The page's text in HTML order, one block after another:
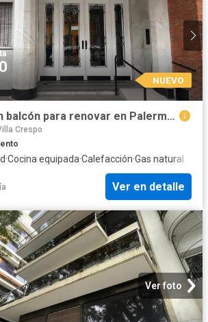
NUEVO
3 ambientes con balcón para renovar en Palermo Chico
Crespo
·Cocina equipada·Calefacción·Gas natural
Ver en detalle
Ver foto